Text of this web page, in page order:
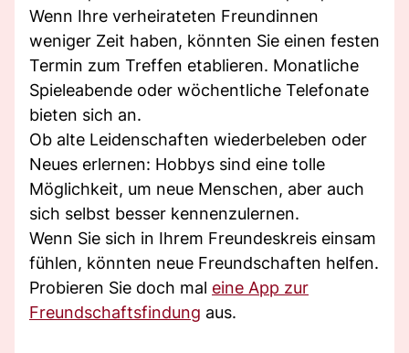
Wenn Ihre verheirateten Freundinnen
weniger Zeit haben, könnten Sie einen festen
Termin zum Treffen etablieren. Monatliche
Spieleabende oder wöchentliche Telefonate
bieten sich an.
Ob alte Leidenschaften wiederbeleben oder
Neues erlernen: Hobbys sind eine tolle
Möglichkeit, um neue Menschen, aber auch
sich selbst besser kennenzulernen.
Wenn Sie sich in Ihrem Freundeskreis einsam
fühlen, könnten neue Freundschaften helfen.
Probieren Sie doch mal eine App zur
Freundschaftsfindung aus.